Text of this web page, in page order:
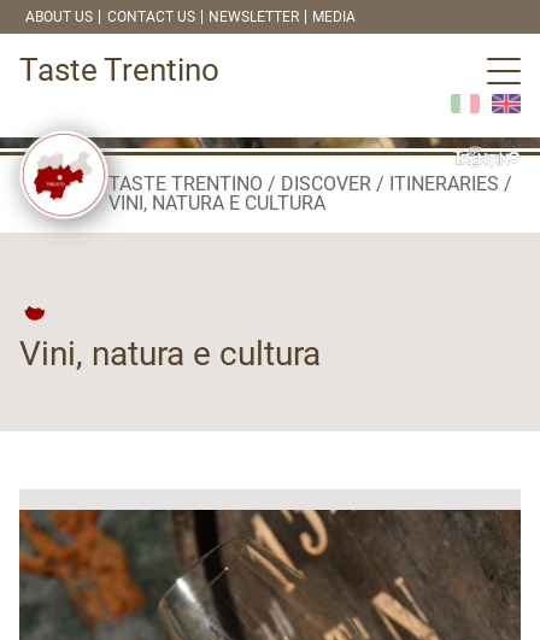
ABOUT US CONTACT US NEWSLETTER MEDIA
Taste Trentino
TASTE TRENTINO DISCOVER
ITINERARIES
VINI, NATURA E CULTURA
Vini, natura e cultura